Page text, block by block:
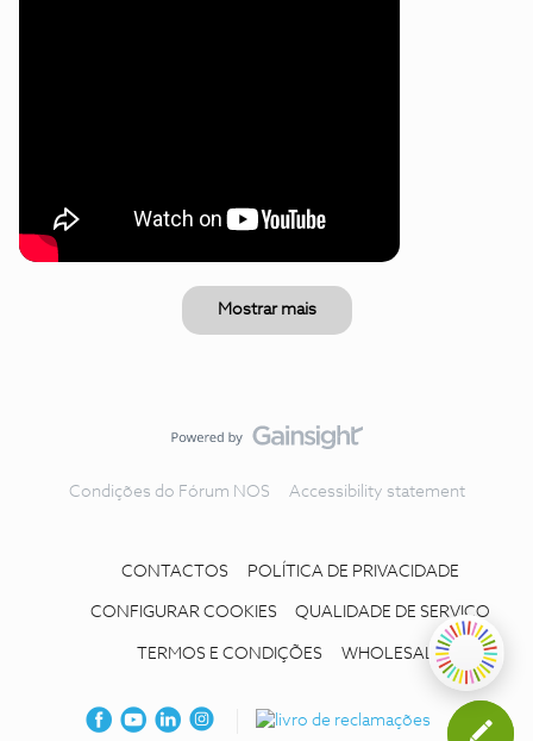
Mostrar mais
Condições do Fórum NOS Accessibility statement
CONTACTOS POLÍTICA DE PRIVACIDADE
CONFIGURAR COOKIES QUALIDADE DE SERVIÇO
TERMOS E CONDIÇÕES WHOLESALE